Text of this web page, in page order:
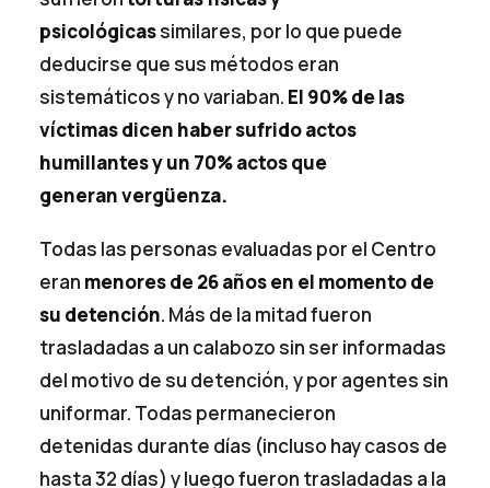
psicológicassimilares, por lo que puede
deducirse que sus métodos eran
sistemáticos y no variaban. El 90% de las
víctimas dicen haber sufrido actos
humillantes y un 70% actos que
generan vergüenza.
Todas las personas evaluadas por el Centro
eran menores de 26 años en el momento de
su detención. Más de la mitad fueron
trasladadas a un calabozo sin ser informadas
del motivo de su detención, y por agentes sin
uniformar. Todas permanecieron
detenidas durante días (incluso hay casos de
hasta 32 días) y luego fueron trasladadas a la